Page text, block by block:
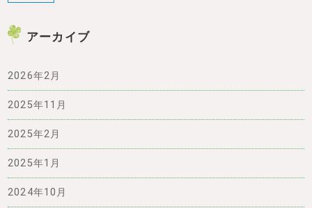
アーカイブ
2026年2月
2025年11月
2025年2月
2025年1月
2024年10月